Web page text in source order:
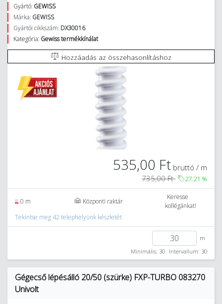
Gyártó: GEWISS
Márka: GEWISS
Gyártói cikkszám: DX30016
Kategória: Gewiss termékkínálat
Hozzáadás az összehasonlításhoz
535,00 Ft bruttó / m
735,00 Ft
27.21 %
0 m Központi raktár
Keresse
kollégánkat!
Tekintse meg 42 telephelyünk készletét
m
Minimális: 30 Intervallum: 30
Gégecső lépésálló 20/50 (szürke) FXP-TURBO 083270
Univolt